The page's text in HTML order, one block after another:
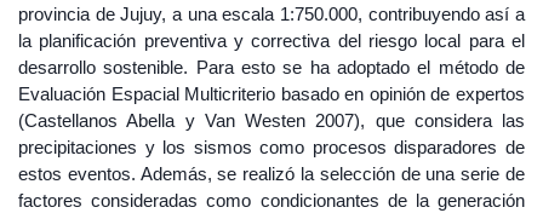
provincia de Jujuy, a una escala 1:750.000, contribuyendo así a
la planificación preventiva y correctiva del riesgo local para el
desarrollo sostenible. Para esto se ha adoptado el método de
Evaluación Espacial Multicriterio basado en opinión de expertos
(Castellanos Abella y Van Westen 2007), que considera las
precipitaciones y los sismos como procesos disparadores de
estos eventos. Además, se realizó la selección de una serie de
factores consideradas como condicionantes de la generación